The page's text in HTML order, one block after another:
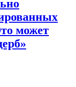
может